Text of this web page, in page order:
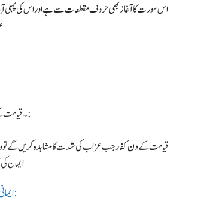
اس سورت کا آغاز بھی حروف مقطعات سے ہے اور اس کی
1۔ قیامت کے دن کفار آرزو کریں گے:
قیامت کے دن کفار جب عزاب کی شدت کا مشاہدہ کریں گے تو
ایمان
ایمانی دعوت سے انکار استہزاء: